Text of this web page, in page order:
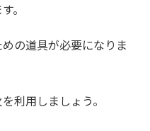
。
の道具が必要になりま
利用しましょう。